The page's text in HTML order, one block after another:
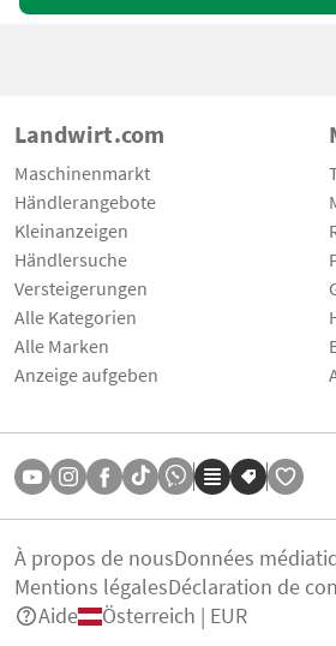
Landwirt.com
Maschinenmarkt
Händlerangebote
Kleinanzeigen
Händlersuche
Versteigerungen
Alle Kategorien
Alle Marken
Anzeige aufgeben
À propos de nousDonnées
Mentions légalesDéclaration de
Aide
Österreich | EUR